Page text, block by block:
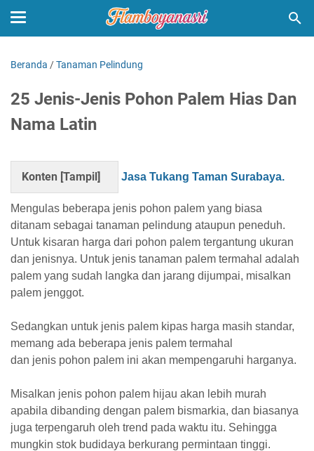
Beranda /Tanaman Pelindung
25 Jenis-Jenis Pohon Palem Hias Dan
Nama Latin
Konten [Tampil] Jasa Tukang Taman Surabaya.
Mengulas beberapa jenis pohon palem yang biasa
ditanam sebagai tanaman pelindung ataupun peneduh.
Untuk kisaran harga dari pohon palem tergantung ukuran
dan jenisnya. Untuk jenis tanaman palem termahal adalah
palem yang sudah langka dan jarang dijumpai, misalkan
palem jenggot.
Sedangkan untuk jenis palem kipas harga masih standar,
memang ada beberapa jenis palem termahal
dan jenis pohon palem ini akan mempengaruhi harganya.
Misalkan jenis pohon palem hijau akan lebih murah
apabila dibanding dengan palem bismarkia, dan biasanya
juga terpengaruh oleh trend pada waktu itu. Sehingga
mungkin stok budidaya berkurang permintaan tinggi.